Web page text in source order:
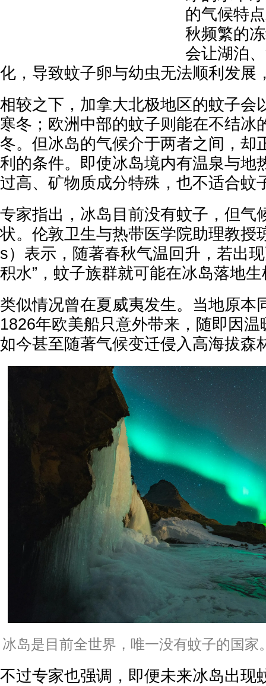
的气候特
秋频繁的
会让湖泊
化，导致蚊子卵与幼虫无法顺利发展
相较之下，加拿大北极地区的蚊子会
寒冬；欧洲中部的蚊子则能在不结冰
冬。但冰岛的气候介于两者之间，却
利的条件。即使冰岛境内有温泉与地
过高、矿物质成分特殊，也不适合蚊
专家指出，冰岛目前没有蚊子，但气
状。伦敦卫生与热带医学院助理教授
s）表示，随著春秋气温回升，若出
积水”，蚊子族群就可能在冰岛落地生
类似情况曾在夏威夷发生。当地原本
1826年欧美船只意外带来，随即因
如今甚至随著气候变迁侵入高海拔森
冰岛是目前全世界，唯一没有蚊子的国家
不过专家也强调，即便未来冰岛出现